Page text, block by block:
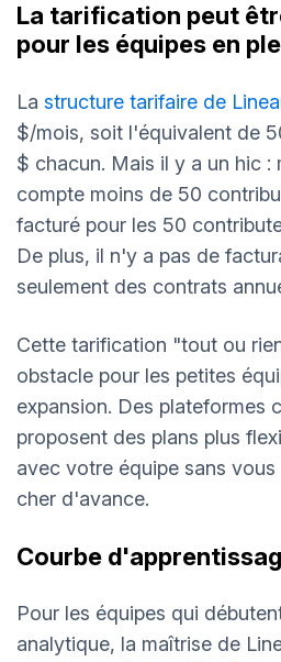
La tarification peut
pour les équipes en
La structure tarifaire de
$/mois, soit l'équivalent de
$ chacun. Mais il y a un hic :
compte moins de 50
facturé pour les 50
De plus, il n'y a pas de
seulement des contrats
Cette tarification "tout ou
obstacle pour les petites
expansion. Des plateformes
proposent des plans plus
avec votre équipe sans
cher d'avance.
Courbe
Pour les équipes qui
analytique, la maîtrise de